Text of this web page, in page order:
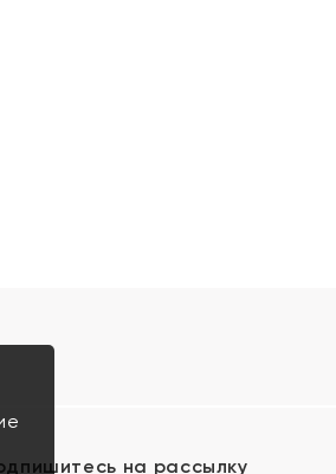
на рассылку